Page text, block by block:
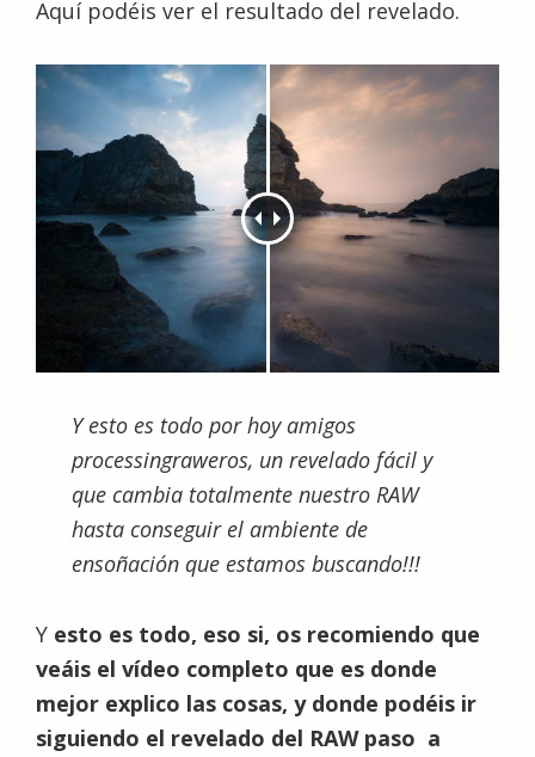
Aquí podéis ver el resultado del revelado.
Y esto es todo por hoy amigos
processingraweros, un revelado fácil y
que cambia totalmente nuestro RAW
hasta conseguir el ambiente de
ensoñación que estamos buscando!!!
Y esto es todo, eso si, os recomiendo que
veáis el vídeo completo que es donde
mejor explico las cosas, y donde podéis ir
siguiendo el revelado del RAW paso a